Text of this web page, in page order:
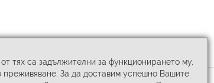
тях са задължителни за функционирането му,
За да доставим успешно Вашите